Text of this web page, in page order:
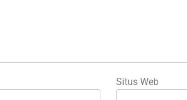
Situs Web